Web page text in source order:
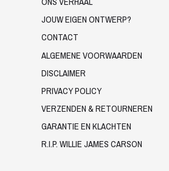
JOUW EIGEN ONTWERP?
CONTACT
ALGEMENE VOORWAARDEN
DISCLAIMER
PRIVACY POLICY
VERZENDEN & RETOURNEREN
GARANTIE EN KLACHTEN
R.I.P. WILLIE JAMES CARSON